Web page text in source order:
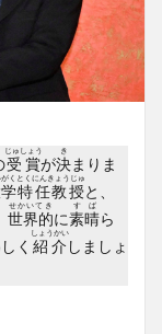
受賞
じゅしょう
が決
き
まりま
く
特任教授
とくにんきょうじゅ
と、
世界的
せかいてき
に素晴
すば
ら
く 紹介
しょうかい
しましょ